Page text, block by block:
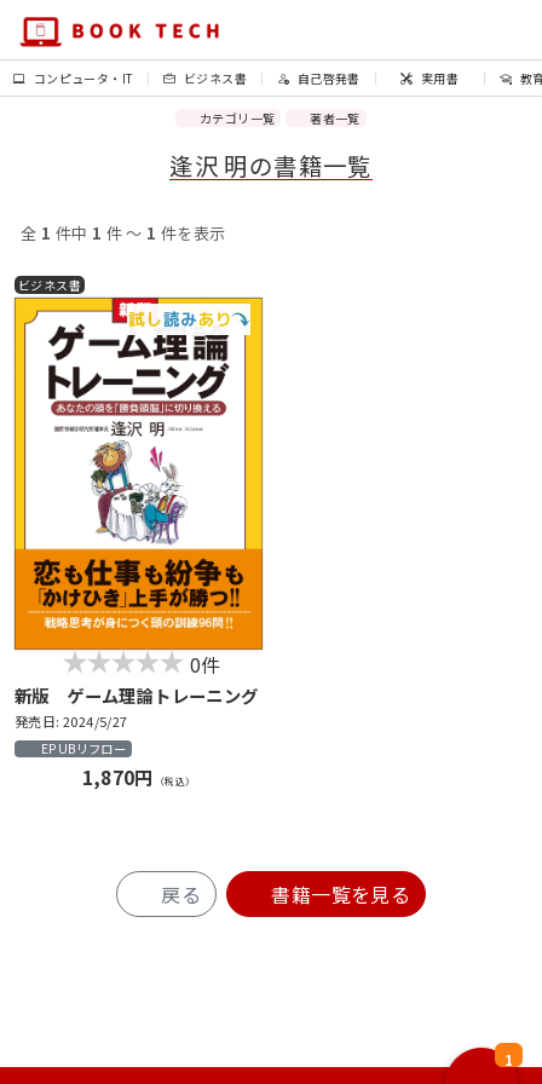
コンピュータ・IT ビジネス書 自己啓発書 実用書 教
カテゴリ一覧 著者一覧
逢沢 明の書籍一覧
1
全 1 件中 1 件 〜 1 件を表示
ビジネス書
0件
新版 ゲーム理論トレーニング
発売日: 2024/5/27
EPUBリフロー
1,870円 （税込）
戻る 書籍一覧を見る